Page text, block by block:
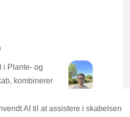
i Plante- og
kombinerer
fra mulden.
AI til at assistere i skabelsen